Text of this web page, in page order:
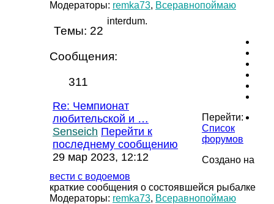
Модераторы: remka73, Всеравнопоймаю
Темы: 22
Сообщения:
311
Re: Чемпионат
любительской и …
Senseich Перейти к
последнему сообщению
29 мар 2023, 12:12
вести с водоемов
краткие сообщения о состоявшейся рыбалке
Модераторы: remka73, Всеравнопоймаю
interdum.
Перейти:
Список
форумов
Создано на